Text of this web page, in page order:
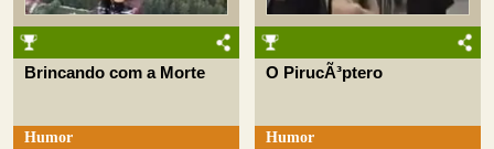
Brincando com a Morte
Humor
O PirucÃ³ptero
Humor